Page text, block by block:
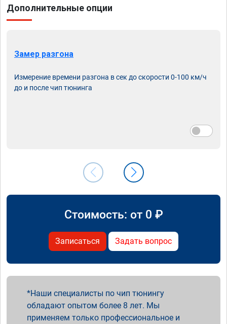
Дополнительные опции
Замер разгона
Измерение времени разгона в сек до скорости 0-100 км/ч
до и после чип тюнинга
Стоимость: от 0 ₽
Записаться Задать вопрос
Наши специалисты по чип тюнингу
обладают опытом более 8 лет. Мы
применяем только профессиональное и